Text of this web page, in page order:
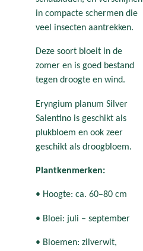
in compacte schermen die
veel insecten aantrekken.
Deze soort bloeit in de
zomer en is goed bestand
tegen droogte en wind.
Eryngium planum Silver
Salentino is geschikt als
plukbloem en ook zeer
geschikt als droogbloem.
Plantkenmerken:
• Hoogte: ca. 60–80 cm
• Bloei: juli – september
• Bloemen: zilverwit,